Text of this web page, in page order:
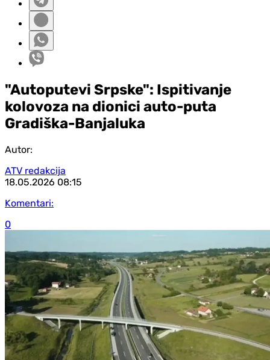
"Autoputevi Srpske": Ispitivanje
kolovoza na dionici auto-puta
Gradiška-Banjaluka
Autor:
ATV redakcija
18.05.2026 08:15
Komentari:
0